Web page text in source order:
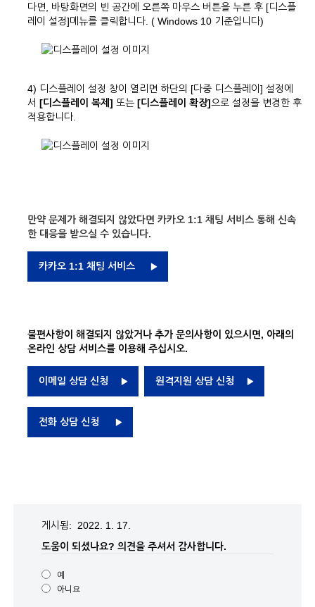
다면, 바탕화면의 빈 공간에 오른쪽 마우스 버튼을 누른 후 [디스플
레이 설정]메뉴를 클릭합니다. ( Windows 10 기준입니다)
4) 디스플레이 설정 창이 열리면 하단의 [다중 디스플레이] 설정에
서 [디스플레이 복제] 또는 [디스플레이 확장]으로 설정을 변경한 후
적용합니다.
만약 문제가 해결되지 않았다면 카카오 1:1 채팅 서비스 통해 신속
한 대응을 받으실 수 있습니다.
카카오 1:1 채팅 서비스
불편사항이 해결되지 않았거나 추가 문의사항이 있으시면, 아래의
온라인 상담 서비스를 이용해 주십시오.
이메일 상담 신청 원격지원 상담 신청
전화 상담 신청
게시됨: 2022. 1. 17.
도움이 되셨나요? 의견을 주셔서 감사합니다.
예
아니요